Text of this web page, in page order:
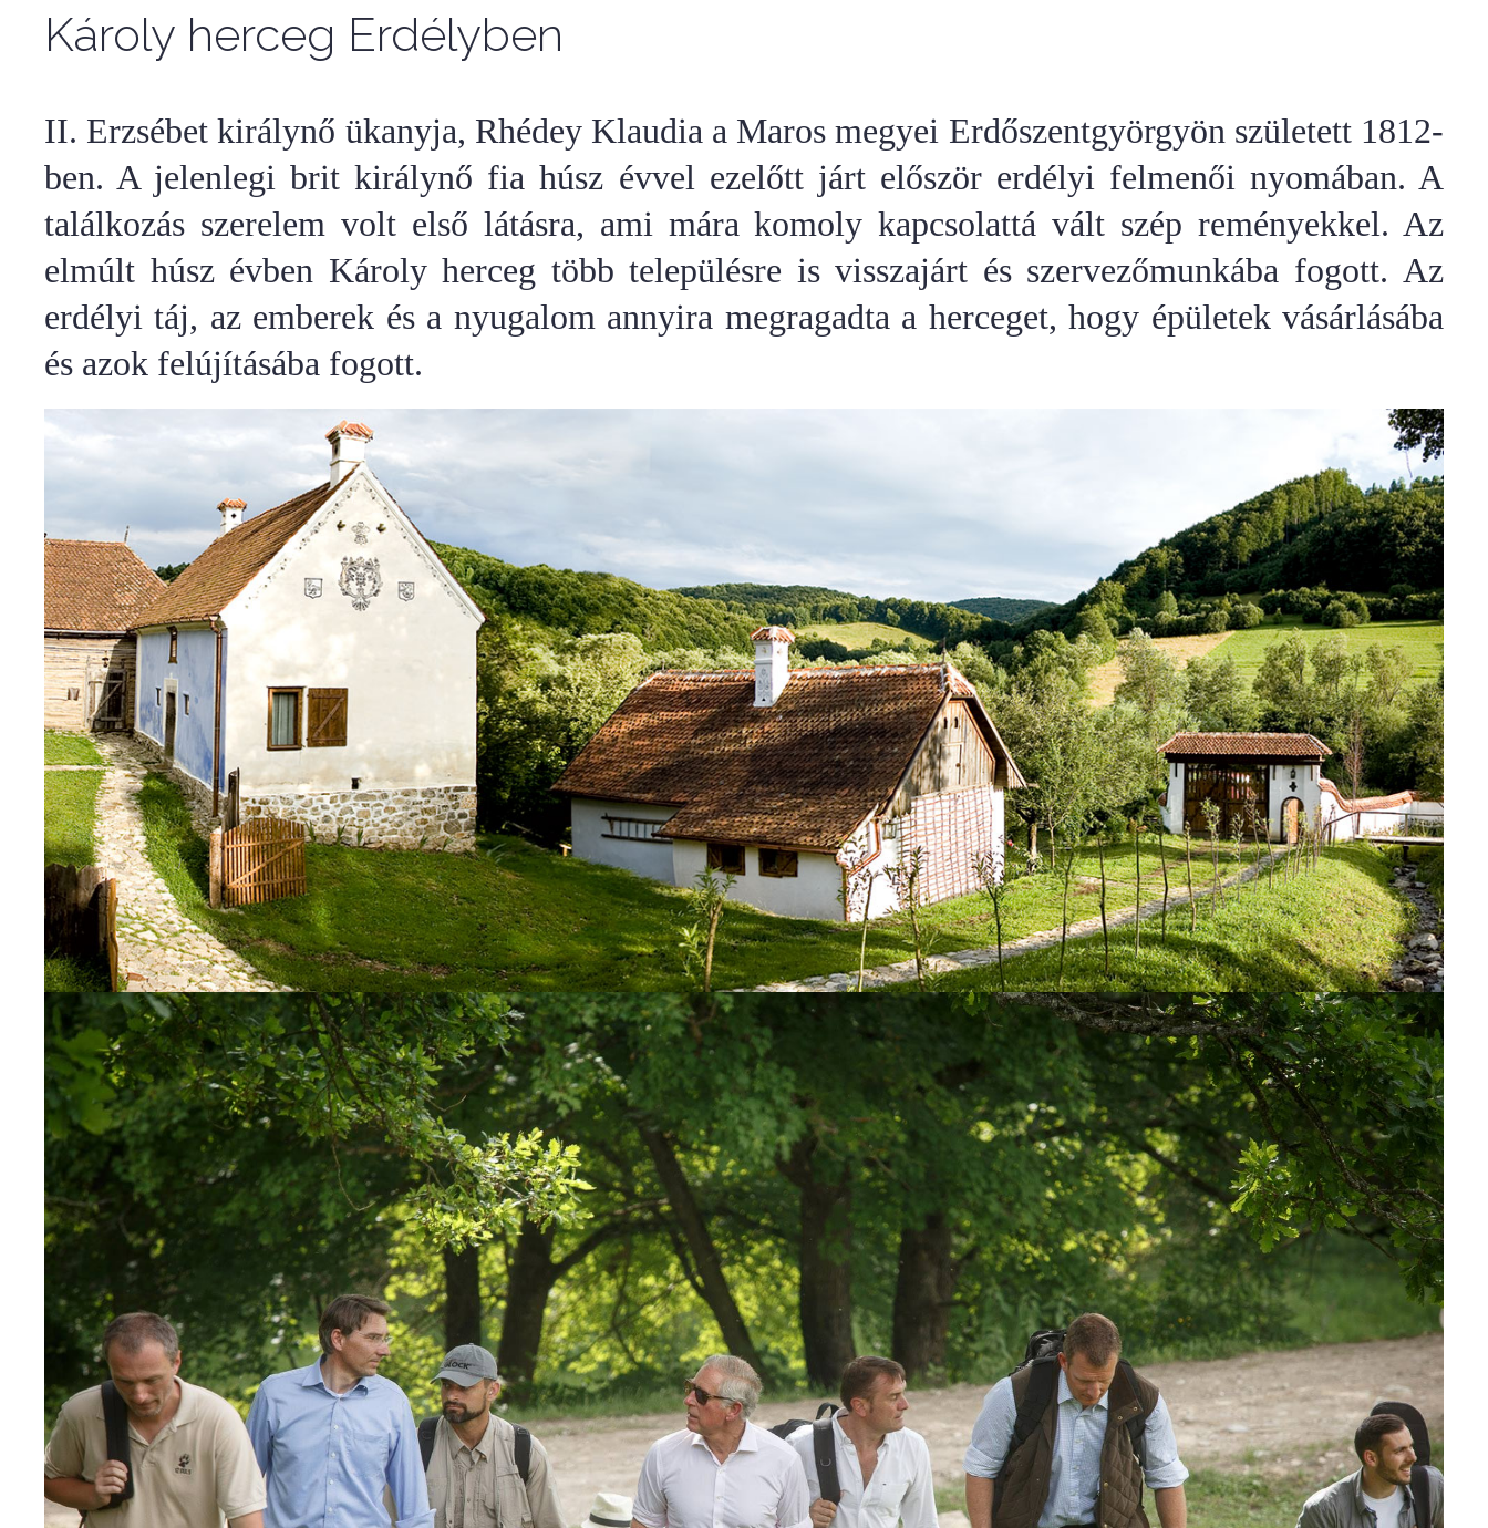
Károly herceg Erdélyben
II. Erzsébet királynő ükanyja, Rhédey Klaudia a Maros megyei Erdőszentgyörgyön született 1812-
ben. A jelenlegi brit királynő fia húsz évvel ezelőtt járt először erdélyi felmenői nyomában. A
találkozás szerelem volt első látásra, ami mára komoly kapcsolattá vált szép reményekkel. Az
elmúlt húsz évben Károly herceg több településre is visszajárt és szervezőmunkába fogott. Az
erdélyi táj, az emberek és a nyugalom annyira megragadta a herceget, hogy épületek vásárlásába
és azok felújításába fogott.